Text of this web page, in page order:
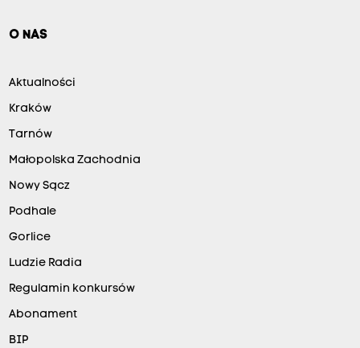
O NAS
Aktualności
Kraków
Tarnów
Małopolska Zachodnia
Nowy Sącz
Podhale
Gorlice
Ludzie Radia
Regulamin konkursów
Abonament
BIP